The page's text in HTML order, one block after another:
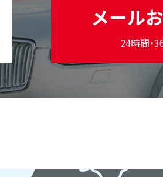
メール
24時間・